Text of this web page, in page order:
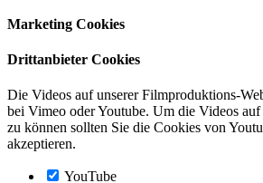
Marketing Cookies
Drittanbieter Cookies
Die Videos auf unserer Filmproduktions-
bei Vimeo oder Youtube. Um die Videos auf
zu können sollten Sie die Cookies von
akzeptieren.
YouTube